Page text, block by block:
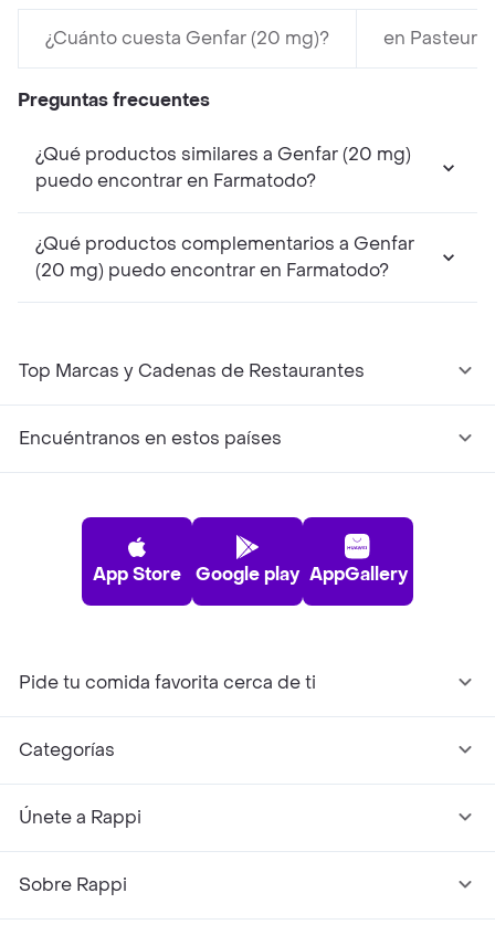
¿Cuánto cuesta Genfar (20 mg)? en Pasteur
Preguntas frecuentes
¿Qué productos similares a Genfar (20 mg)
puedo encontrar en Farmatodo?
¿Qué productos complementarios a Genfar
(20 mg) puedo encontrar en Farmatodo?
Top Marcas y Cadenas de Restaurantes
Encuéntranos en estos países
App Store Google play AppGallery
Pide tu comida favorita cerca de ti
Categorías
Únete a Rappi
Sobre Rappi